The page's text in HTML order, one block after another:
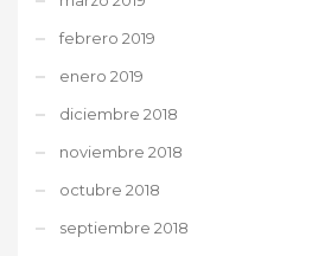
febrero 2019
enero 2019
diciembre 2018
noviembre 2018
octubre 2018
septiembre 2018